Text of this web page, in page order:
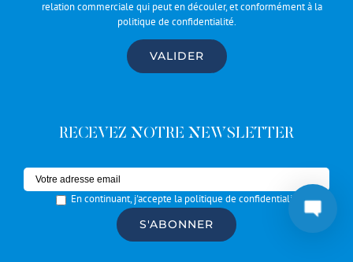
relation commerciale qui peut en découler, et conformément à la
politique de confidentialité.
RECEVEZ NOTRE NEWSLETTER
En continuant, j'accepte la politique de confidentialité